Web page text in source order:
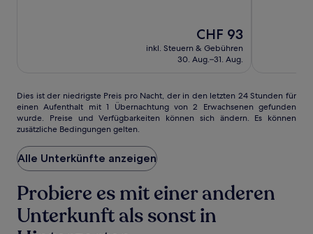
Der
Preis
beträgt
CHF 93
inkl. Steuern & Gebühren
30. Aug.–31. Aug.
Dies
ist
der
niedrigste
Preis
pro
Nacht,
der
in
den
letzten
Dies ist der niedrigste Preis pro Nacht, der in den letzten 24 Stunden für
einen Aufenthalt mit 1 Übernachtung von 2 Erwachsenen gefunden
wurde. Preise und Verfügbarkeiten können sich ändern. Es können
zusätzliche Bedingungen gelten.
Alle Unterkünfte anzeigen
Probiere es mit einer anderen
Unterkunft als sonst in